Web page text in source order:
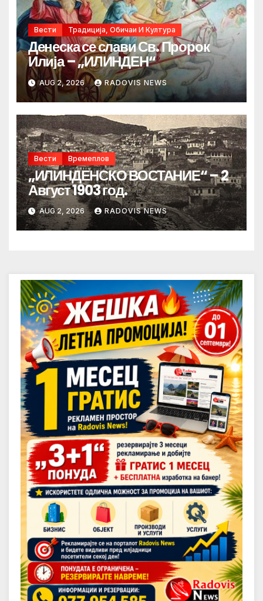
Вести Традиција, Обичаи И Култура
Денеска се слави Св. Пророк
Илија – „ИЛИНДЕН“
AUG 2, 2026 RADOVIS NEWS
Вести Времеплов
„ИЛИНДЕНСКО ВОСТАНИЕ“ – 2
Август 1903 год.
AUG 2, 2026 RADOVIS NEWS